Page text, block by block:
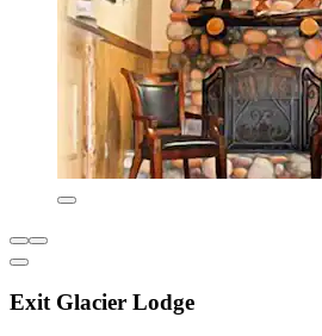
Exit Glacier Lodge